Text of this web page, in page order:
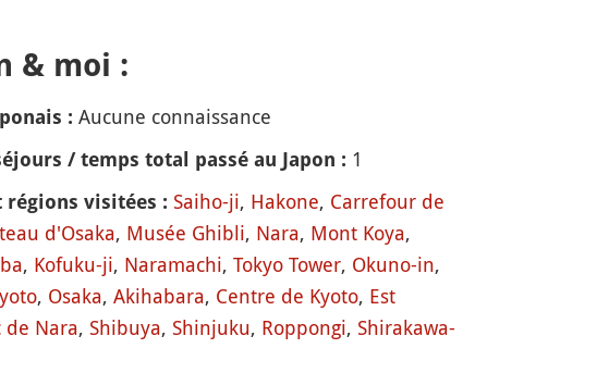
& moi :
: Aucune connaissance
/ temps total passé au Japon : 1
régions visitées : Saiho-ji, Hakone, Carrefour de
d'Osaka, Musée Ghibli, Nara, Mont Koya,
, Kofuku-ji, Naramachi, Tokyo Tower, Okuno-in,
, Osaka, Akihabara, Centre de Kyoto, Est
de Nara, Shibuya, Shinjuku, Roppongi, Shirakawa-